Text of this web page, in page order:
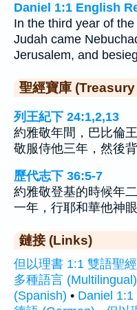
Daniel 1:1 English
In the third year of
Judah came
Jerusalem, and
聖經寶庫
列王紀下 24:1,2,13
約雅敬年間，巴比倫
敬服侍他三年，然後
歷代志下 36:5-7
約雅敬登基的時候年
一年，行耶和華他神
鏈接 (Links)
但以理書 1:1 雙語聖
多種語言 (Multilingual)
(Spanish) • Daniel